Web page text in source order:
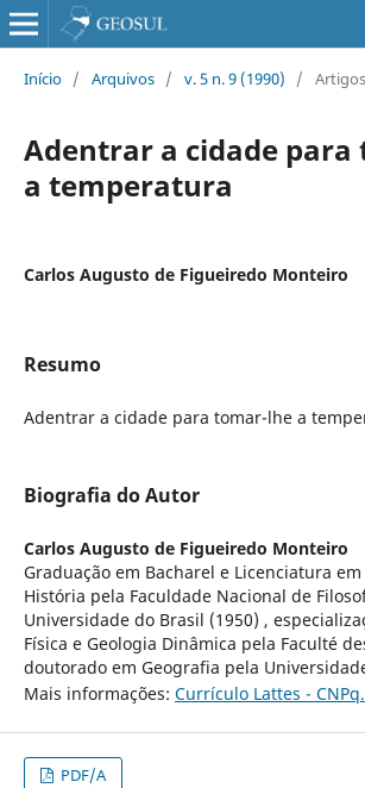
Início / Arquivos / v. 5 n. 9 (1990) / Artigos
Adentrar a cidade
a temperatura
Carlos Augusto de Figueiredo Monteiro
Resumo
Adentrar a cidade para tomar-lhe a
Biografia do Autor
Carlos Augusto de Figueiredo Monteiro
Graduação em Bacharel e Licenciatura
História pela Faculdade Nacional de
Universidade do Brasil (1950) ,
Física e Geologia Dinâmica pela Faculté
doutorado em Geografia pela
Mais informações: Currículo Lattes - CNPq.
PDF/A